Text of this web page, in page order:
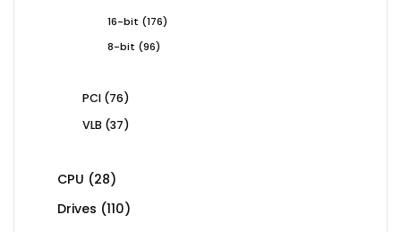
16-bit 176176
8-bit
9696
PCI 7676
VLB 3737
CPU 2828
products
Drives 110110